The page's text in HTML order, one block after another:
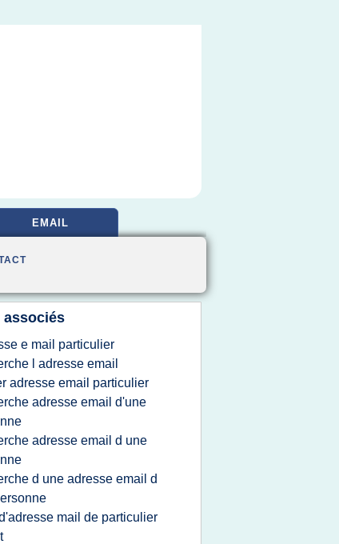
EMAIL
associés
e mail particulier
l adresse email
adresse email particulier
adresse email d'une
adresse email d une
d une adresse email d
mail de particulier